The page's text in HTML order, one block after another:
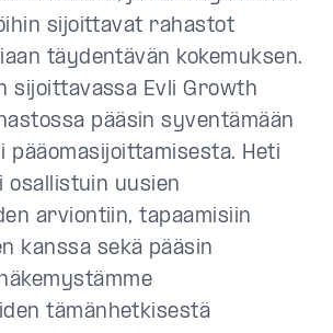
sijoittavat rahastot
täydentävän kokemuksen.
sijoittavassa Evli Growth
pääsin syventämään
Heti
osallistuin uusien
arviontiin, tapaamisiin
kanssa sekä pääsin
tämänhetkisestä